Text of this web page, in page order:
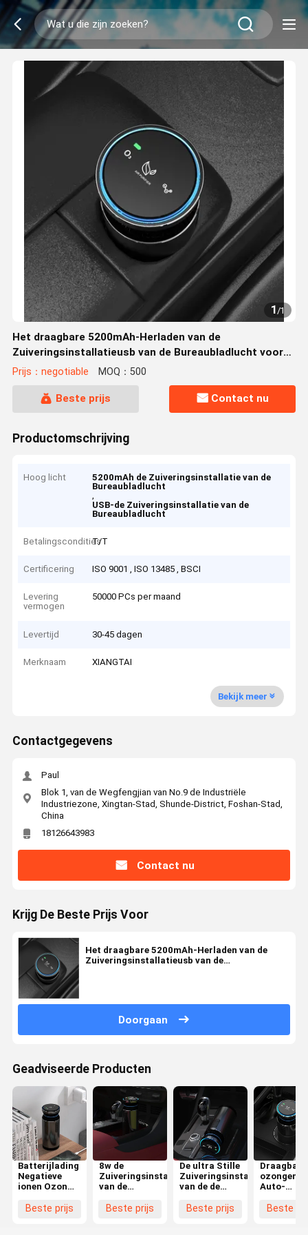
1/1
Het draagbare 5200mAh-Herladen van de
Zuiveringsinstallatieusb van de Bureaubladlucht voor
Autogarderobe
Prijs：negotiable MOQ：500
Beste prijs Contact nu
Productomschrijving
Hoog licht
5200mAh de Zuiveringsinstallatie van de
Bureaubladlucht
,
USB-de Zuiveringsinstallatie van de
Bureaubladlucht
Betalingscondities
T/T
Certificering ISO 9001 , ISO 13485 , BSCI
Levering
vermogen
50000 PCs per maand
Levertijd 30-45 dagen
Merknaam XIANGTAI
Bekijk meer
Contactgegevens
Paul
Blok 1, van de Wegfengjian van No.9 de Industriële
Industriezone, Xingtan-Stad, Shunde-District, Foshan-Stad,
China
18126643983
Contact nu
Krijg De Beste Prijs Voor
Het draagbare 5200mAh-Herladen van de
Zuiveringsinstallatieusb van de
Doorgaan
Geadviseerde Producten
Batterijlading
Negatieve
ionen Ozon
luchtreiniger
Beste prijs
8w de
Zuiveringsinstallatiereinigingsmachine
van de
met het
Beste prijs
De ultra Stille
Zuiveringsinstallatie
van de de
van de
Beste prijs
Draagbare
Auto-
Verwijder
Beste